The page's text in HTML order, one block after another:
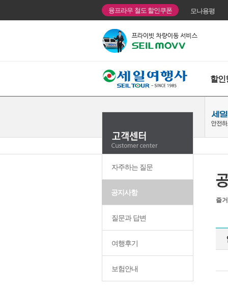
융프라우 철도 할인쿠폰 모나용평
할인
자주하는 질문
공지사항
질문과 답변
여행후기
보험안내
즐